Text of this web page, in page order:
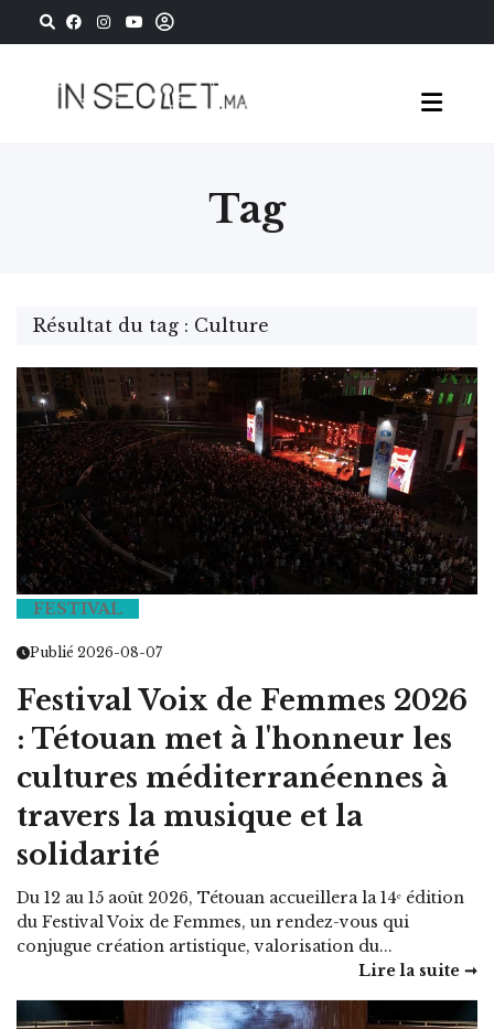
Tag
Résultat du tag : Culture
FESTIVAL
Publié 2026-08-07
Festival Voix de Femmes 2026
: Tétouan met à l'honneur les
cultures méditerranéennes à
travers la musique et la
solidarité
Du 12 au 15 août 2026, Tétouan accueillera la 14ᵉ édition
du Festival Voix de Femmes, un rendez-vous qui
conjugue création artistique, valorisation du...
Lire la suite ➞